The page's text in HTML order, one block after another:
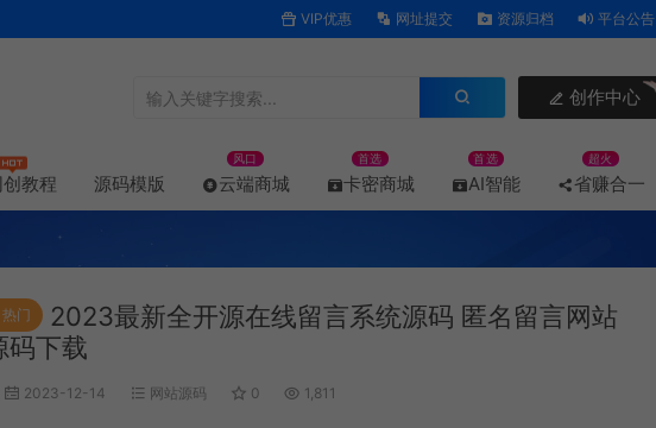
VIP优惠 网址提交 资源归档 平台公告
创作中心
创教程 源码模版 云端商城
风口
卡密商城
首选
AI智能
首选
省赚合一
超火
热门
2023最新全开源在线留言系统源码 匿名留言网站
码下载
2023-12-14 网站源码 0 1,811